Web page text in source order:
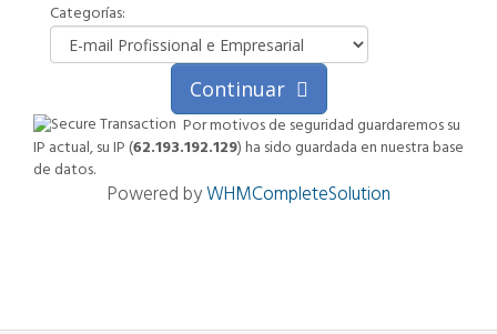
Categorías:
Continuar
Por motivos de seguridad guardaremos su
IP actual, su IP (62.193.192.129) ha sido guardada en nuestra base
de datos.
Powered byWHMCompleteSolution